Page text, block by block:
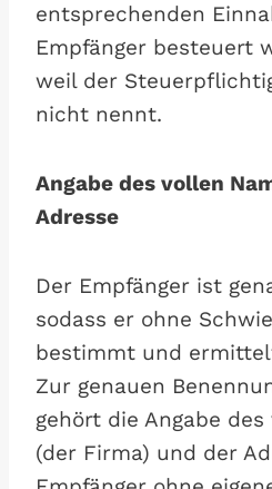
entsprechenden
Empfänger besteuert
weil der
nicht nennt.
Angabe des vollen
Adresse
Der Empfänger ist
sodass er ohne
bestimmt und
Zur genauen
gehört die Angabe
(der Firma) und der